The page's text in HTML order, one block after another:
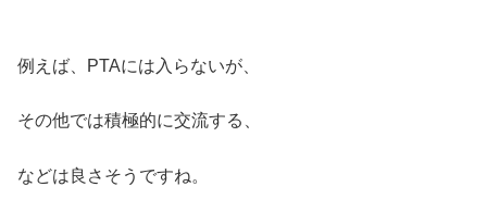
例えば、PTAには入らないが、
その他では積極的に交流する、
などは良さそうですね。